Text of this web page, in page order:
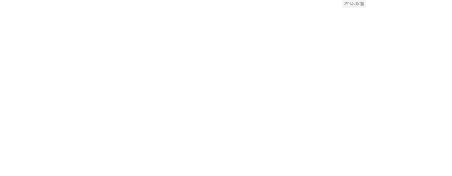
有兌換期